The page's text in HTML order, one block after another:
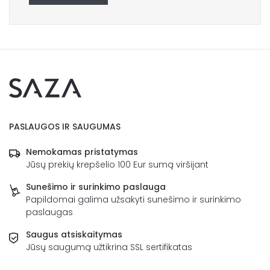
PASLAUGOS IR SAUGUMAS
Nemokamas pristatymas
Jūsų prekių krepšelio 100 Eur sumą viršijant
Sunešimo ir surinkimo paslauga
Papildomai galima užsakyti sunešimo ir surinkimo
paslaugas
Saugus atsiskaitymas
Jūsų saugumą užtikrina SSL sertifikatas